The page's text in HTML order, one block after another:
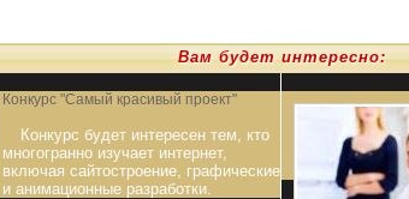
Вам будет интересно:
Конкурс "Самый красивый проект"
Конкурс будет интересен тем, кто
многогранно изучает интернет,
включая сайтостроение, графические
и анимационные разработки.